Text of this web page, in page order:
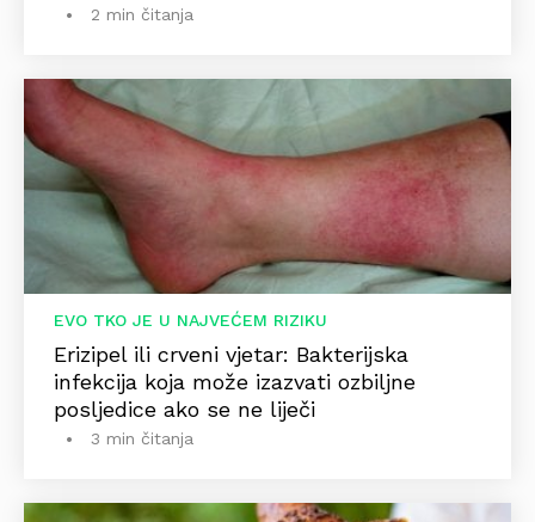
2 min čitanja
EVO TKO JE U NAJVEĆEM RIZIKU
Erizipel ili crveni vjetar: Bakterijska
infekcija koja može izazvati ozbiljne
posljedice ako se ne liječi
3 min čitanja